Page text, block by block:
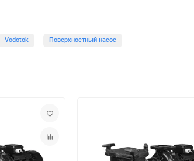
Vodotok Поверхностный насос